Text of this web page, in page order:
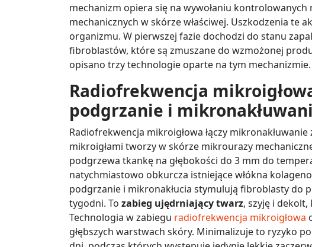
mechanizm opiera się na wywołaniu
mechanicznych w skórze właściwej. Uszkodzenia te
organizmu. W pierwszej fazie dochodzi do stanu
fibroblastów, które są zmuszane do wzmożonej
opisano trzy technologie oparte na tym mechanizmie.
Radiofrekwencja
podgrzanie i
Radiofrekwencja mikroigłowa łączy
mikroigłami tworzy w skórze mikrourazy
podgrzewa tkankę na głębokości do 3 mm do
natychmiastowo obkurcza istniejące włókna
podgrzanie i mikronakłucia stymulują fibroblasty do
tygodni. To zabieg ujędrniający twarz, szyję i
Technologia w zabiegu radiofrekwencja mikroigłowa
głębszych warstwach skóry. Minimalizuje to ryzyko